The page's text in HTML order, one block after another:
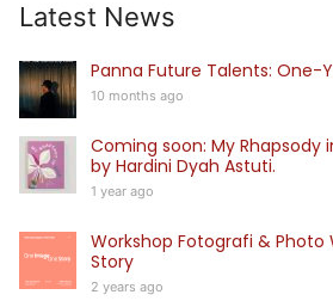
Latest News
Panna Future Talents: One-
10 months ago
Coming soon: My Rhapsody
by Hardini Dyah Astuti.
1 year ago
Workshop Fotografi & Photo
Story
2 years ago